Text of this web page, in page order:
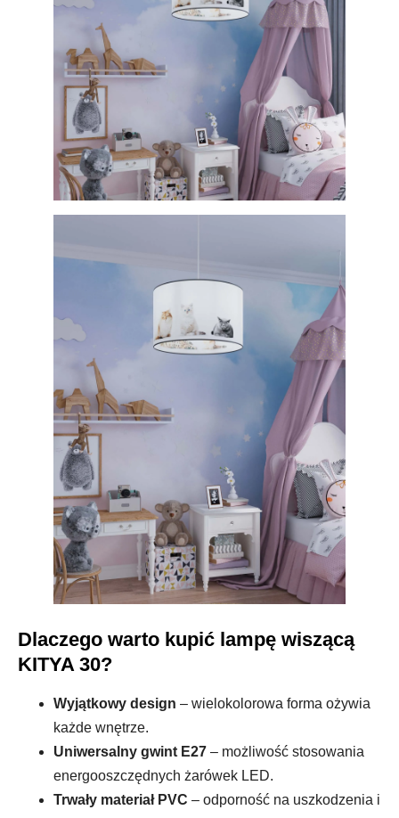
Dlaczego warto kupić lampę wiszącą
KITYA 30?
Wyjątkowy design – wielokolorowa forma ożywia
każde wnętrze.
Uniwersalny gwint E27 – możliwość stosowania
energooszczędnych żarówek LED.
Trwały materiał PVC – odporność na uszkodzenia i